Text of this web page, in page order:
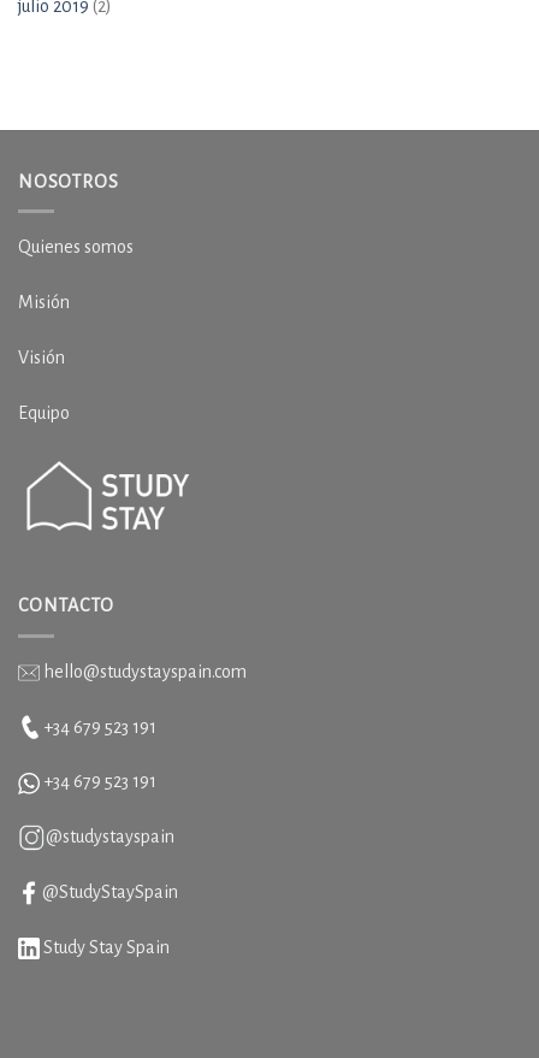
julio 2019 (2)
NOSOTROS
Quienes somos
Misión
Visión
Equipo
CONTACTO
hello@studystayspain.com
+34 679 523 191
+34 679 523 191
@studystayspain
@StudyStaySpain
Study Stay Spain